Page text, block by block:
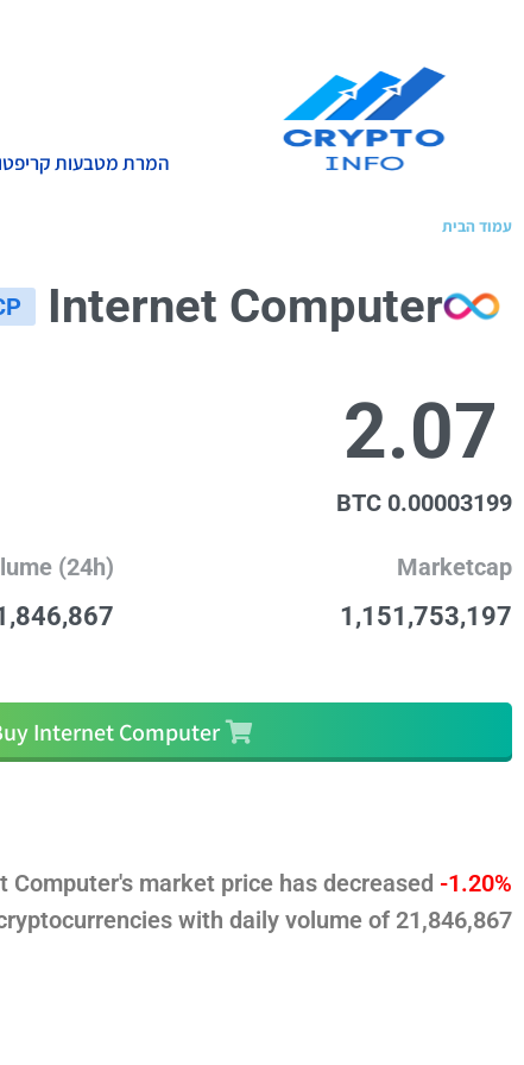
המרת מטבעות קריפטו
עמוד הבית
Internet Computer
2.07
0.00003199 BTC
Marketcap
1,151,753,197
(24h)
Internet Computer
Computer's market price has decreased -1.20%
with daily volume of 21,846,867